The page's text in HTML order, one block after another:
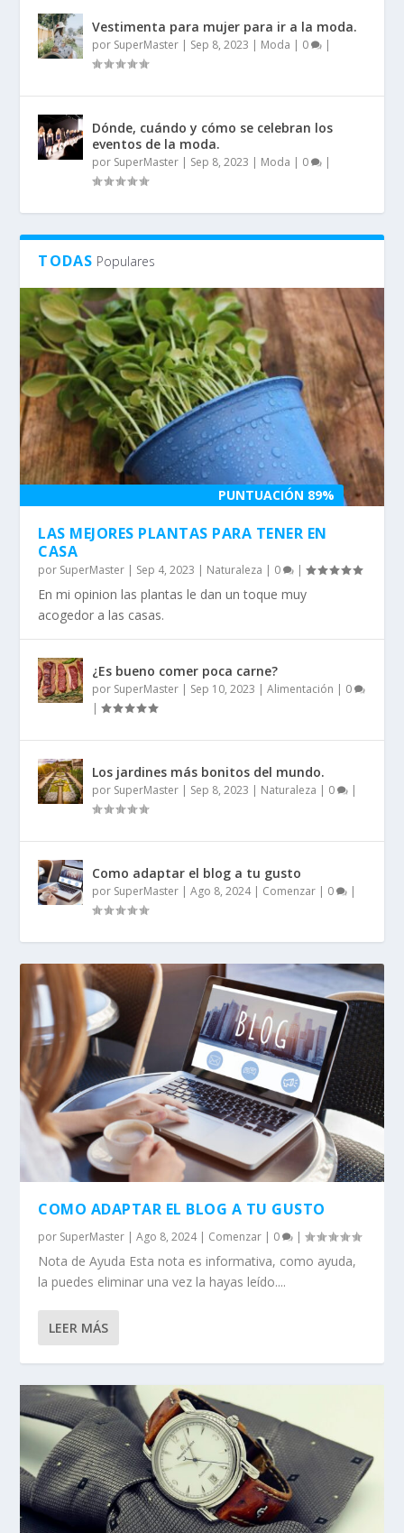
Vestimenta para mujer para ir a la moda.
por SuperMaster | Sep 8, 2023 | Moda | 0 |
Dónde, cuándo y cómo se celebran los
eventos de la moda.
por SuperMaster | Sep 8, 2023 | Moda | 0 |
TODAS Populares
PUNTUACIÓN 89%
LAS MEJORES PLANTAS PARA TENER EN
CASA
por SuperMaster | Sep 4, 2023 | Naturaleza | 0 |
En mi opinion las plantas le dan un toque muy
acogedor a las casas.
¿Es bueno comer poca carne?
por SuperMaster | Sep 10, 2023 |Alimentación | 0
|
Los jardines más bonitos del mundo.
por SuperMaster | Sep 8, 2023 | Naturaleza | 0 |
Como adaptar el blog a tu gusto
por SuperMaster |Ago 8, 2024| Comenzar | 0 |
COMO ADAPTAR EL BLOG A TU GUSTO
por SuperMaster |Ago 8, 2024| Comenzar | 0 |
Nota de Ayuda Esta nota es informativa, como ayuda,
la puedes eliminar una vez la hayas leído....
LEER MÁS